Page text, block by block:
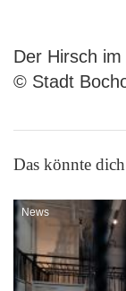
Der Hirsch
© Stadt
Das könnte
News